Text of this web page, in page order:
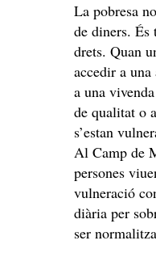
La pobresa
de diners. És
drets. Quan
accedir a
a una
de qualitat o
s’estan
Al Camp de
persones
vulneració
diària per
ser